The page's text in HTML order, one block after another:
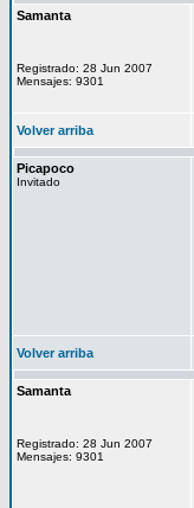
Samanta
Registrado: 28 Jun 2007
Mensajes: 9301
Volver arriba
Picapoco
Invitado
Volver arriba
Samanta
Registrado: 28 Jun 2007
Mensajes: 9301